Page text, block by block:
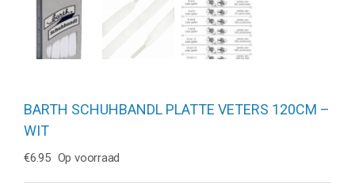
BARTH SCHUHBANDL PLATTE VETERS 120CM –
WIT
€6.95 Op voorraad